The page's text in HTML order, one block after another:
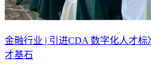
金融行业 | 引进CDA 数字化人才
才基石